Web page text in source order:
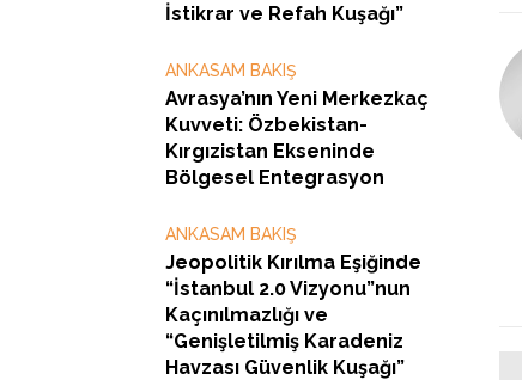
İstikrar ve Refah Kuşağı”
ANKASAM BAKIŞ
Avrasya’nın Yeni Merkezkaç
Kuvveti: Özbekistan-
Kırgızistan Ekseninde
Bölgesel Entegrasyon
ANKASAM BAKIŞ
Jeopolitik Kırılma Eşiğinde
“İstanbul 2.0 Vizyonu”nun
Kaçınılmazlığı ve
“Genişletilmiş Karadeniz
Havzası Güvenlik Kuşağı”